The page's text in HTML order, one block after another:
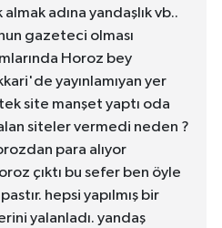
adına yandaşlık vb..
gazeteci olması
Horoz bey
yayınlamıyan yer
site manşet yaptı oda
siteler vermedi neden ?
para alıyor
çıktı bu sefer ben öyle
hepsi yapılmış bir
yalanladı. yandaş